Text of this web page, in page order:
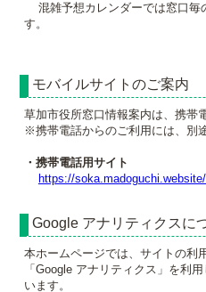
混雑予想カレンダーでは窓口毎
す。
モバイルサイトのご案内
草加市役所窓口情報案内は、携帯
※携帯電話からのご利用には、別
・携帯電話用サイト
https://
Google アナリティクスに
本ホームページでは、サイトの利
「Google アナリティクス」を利
います。